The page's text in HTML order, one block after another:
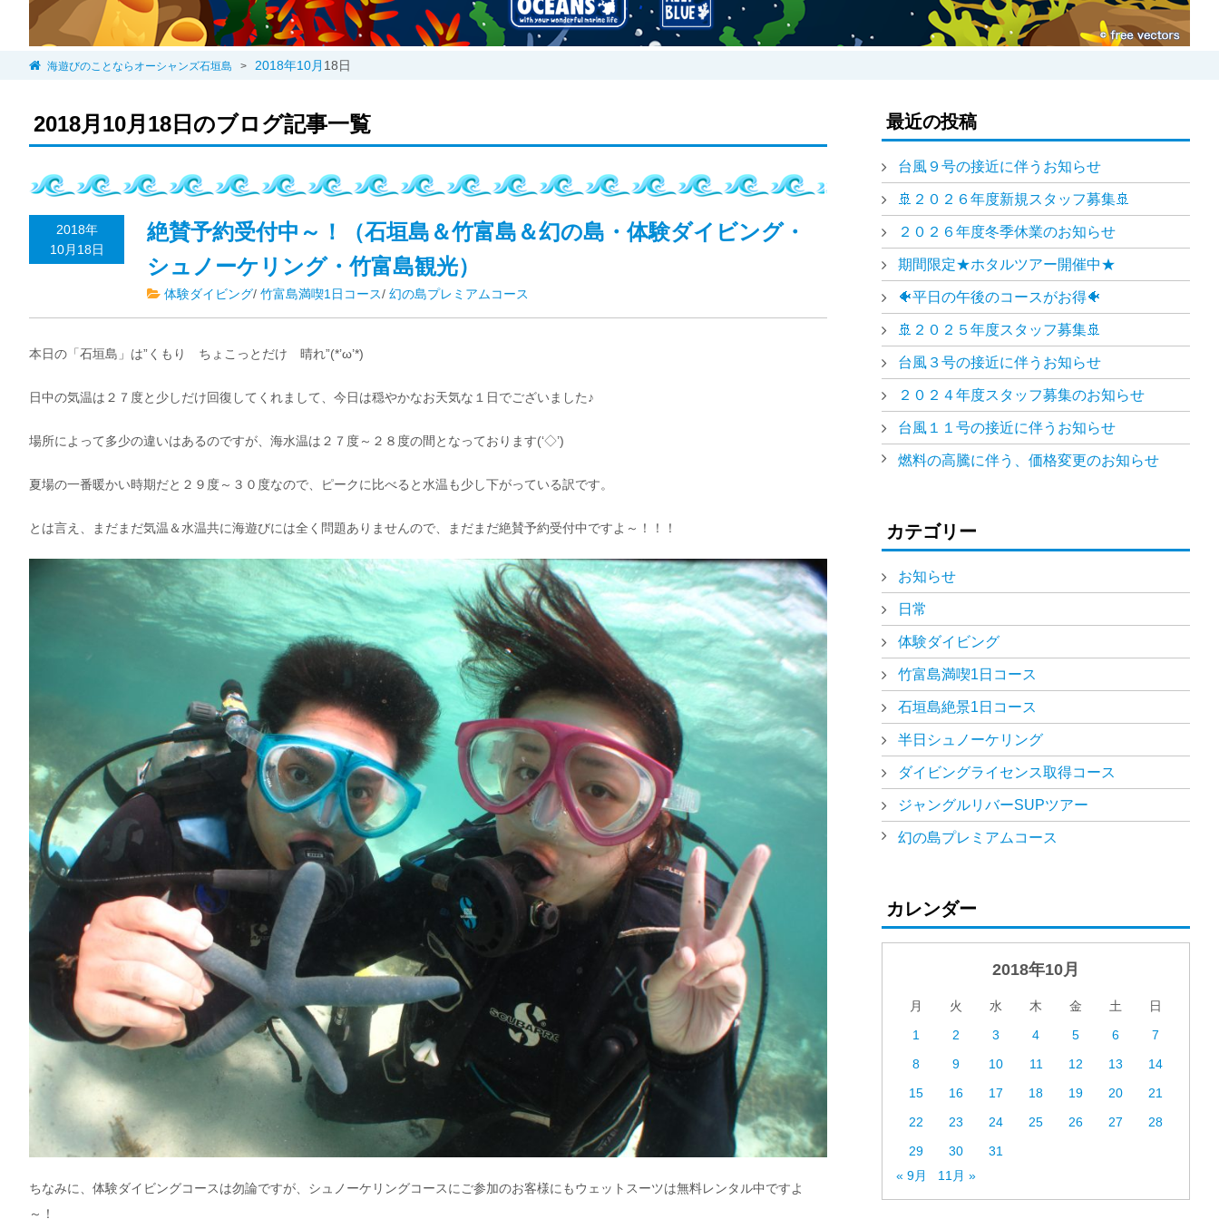
海遊びのことならオーシャンズ石垣島 > 2018年10月 18日
2018月10月18日のブログ記事一覧
2018年
10月18日
絶賛予約受付中～！（石垣島＆竹富島＆幻の島・体験ダイビング・
シュノーケリング・竹富島観光）
体験ダイビング/ 竹富島満喫1日コース/ 幻の島プレミアムコース
本日の「石垣島」は”くもり ちょこっとだけ 晴れ”(*’ω’*)
日中の気温は２７度と少しだけ回復してくれまして、今日は穏やかなお天気な１日でございました♪
場所によって多少の違いはあるのですが、海水温は２７度～２８度の間となっております(‘◇’)ゞ
夏場の一番暖かい時期だと２９度～３０度なので、ピークに比べると水温も少し下がっている訳です。
とは言え、まだまだ気温＆水温共に海遊びには全く問題ありませんので、まだまだ絶賛予約受付中ですよ～！！！
ちなみに、体験ダイビングコースは勿論ですが、シュノーケリングコースにご参加のお客様にもウェットスーツは無料レンタル中ですよ
～！
最近の投稿
台風９号の接近に伴うお知らせ
🚢２０２６年度新規スタッフ募集🚢
２０２６年度冬季休業のお知らせ
期間限定★ホタルツアー開催中★
🐠平日の午後のコースがお得🐠
🚢２０２５年度スタッフ募集🚢
台風３号の接近に伴うお知らせ
２０２４年度スタッフ募集のお知らせ
台風１１号の接近に伴うお知らせ
燃料の高騰に伴う、価格変更のお知らせ
カテゴリー
お知らせ
日常
体験ダイビング
竹富島満喫1日コース
石垣島絶景1日コース
半日シュノーケリング
ダイビングライセンス取得コース
ジャングルリバーSUPツアー
幻の島プレミアムコース
カレンダー
2018年10月
月 火 水 木 金 土
日
1
2 3 4 5 6
7
8
9 10 11 12 13
14
15
16 17 18 19 20
21
22
23 24 25 26 27
28
29
30
31
« 9月
11月 »